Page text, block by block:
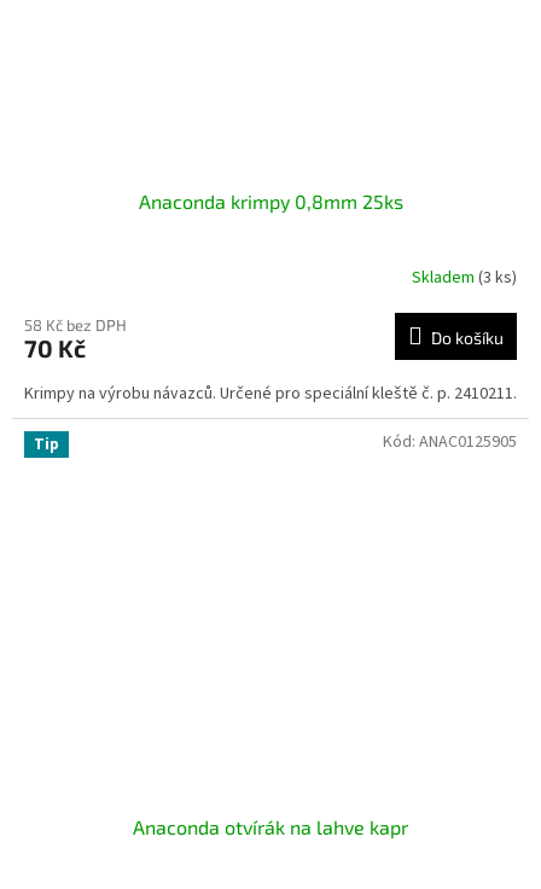
Anaconda krimpy 0,8mm 25ks
Skladem (3 ks)
58 Kč bez DPH
70 Kč Do košíku
Krimpy na výrobu návazců. Určené pro speciální kleště č. p. 2410211.
Tip
Anaconda otvírák na lahve kapr
Kód: ANAC0125905